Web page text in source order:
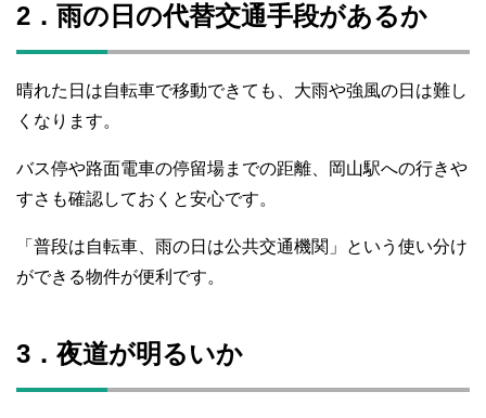
2．雨の日の代替交通手段があるか
晴れた日は自転車で移動できても、大雨や強風の日は難し
くなります。
バス停や路面電車の停留場までの距離、岡山駅への行きや
すさも確認しておくと安心です。
「普段は自転車、雨の日は公共交通機関」という使い分け
ができる物件が便利です。
3．夜道が明るいか